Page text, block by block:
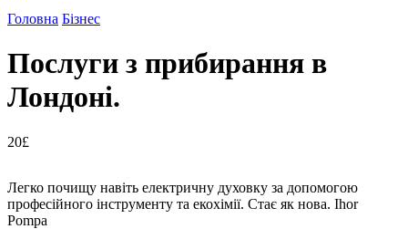
Головна Бізнес
Послуги з прибирання в
Лондоні.
20£
Легко почищу навіть електричну духовку за допомогою
професійного інструменту та екохімії. Стає як нова. Ihor
Pompa